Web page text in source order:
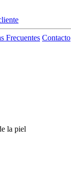
Frecuentes Contacto
la piel